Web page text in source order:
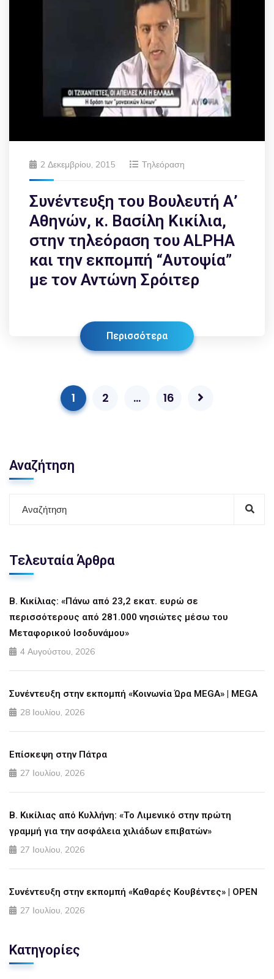
2 Δεκεμβρίου, 2015 Τηλεόραση
Συνέντευξη του Βουλευτή Α’
Αθηνών, κ. Βασίλη Κικίλια,
στην τηλεόραση του ALPHA
και την εκπομπή “Αυτοψία”
με τον Αντώνη Σρόιτερ
Περισσότερα
1 2 … 16
Αναζήτηση
Τελευταία Άρθρα
Β. Κικίλιας: «Πάνω από 23,2 εκατ. ευρώ σε
περισσότερους από 281.000 νησιώτες μέσω του
Μεταφορικού Ισοδυνάμου»
4 Αυγούστου, 2026
Συνέντευξη στην εκπομπή «Κοινωνία Ώρα MEGA» | MEGA
28 Ιουλίου, 2026
Επίσκεψη στην Πάτρα
27 Ιουλίου, 2026
Β. Κικίλιας από Κυλλήνη: «Το Λιμενικό στην πρώτη
γραμμή για την ασφάλεια χιλιάδων επιβατών»
27 Ιουλίου, 2026
Συνέντευξη στην εκπομπή «Καθαρές Κουβέντες» | OPEN
27 Ιουλίου, 2026
Κατηγορίες